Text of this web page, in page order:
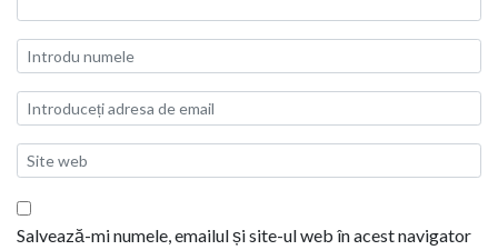
Salvează-mi numele, emailul și site-ul web în acest navigator